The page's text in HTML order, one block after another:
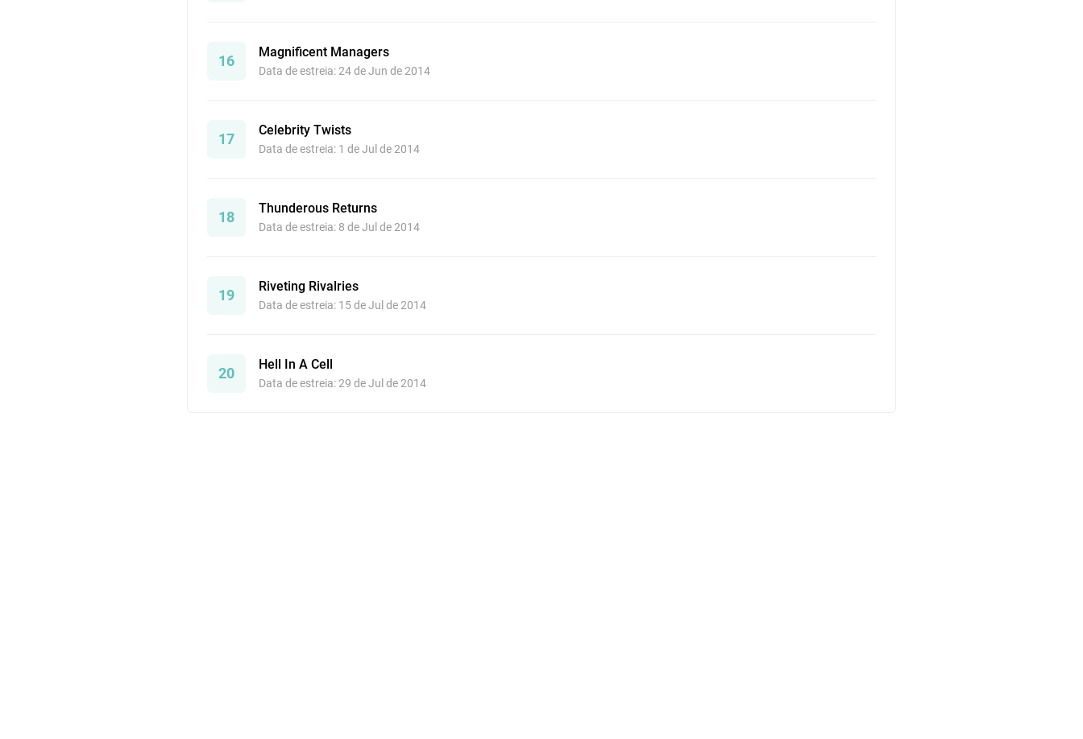
16
Magnificent Managers
Data de estreia: 24 de Jun de 2014
17
Celebrity Twists
Data de estreia: 1 de Jul de 2014
18
Thunderous Returns
Data de estreia: 8 de Jul de 2014
19
Riveting Rivalries
Data de estreia: 15 de Jul de 2014
20
Hell In A Cell
Data de estreia: 29 de Jul de 2014